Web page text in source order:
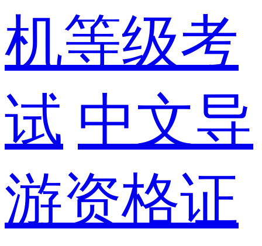
机等级考
试 中文导
游资格证